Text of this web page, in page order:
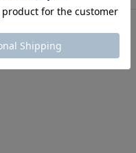
チェックしています